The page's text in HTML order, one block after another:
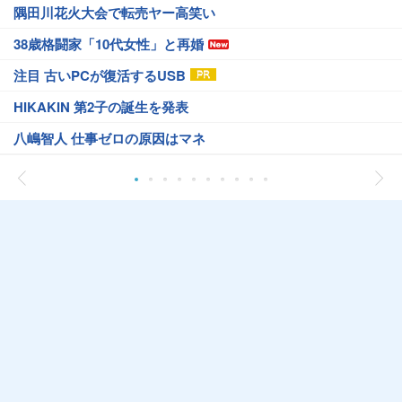
隅田川花火大会で転売ヤー高笑い
38歳格闘家「10代女性」と再婚
注目 古いPCが復活するUSB
HIKAKIN 第2子の誕生を発表
八嶋智人 仕事ゼロの原因はマネ